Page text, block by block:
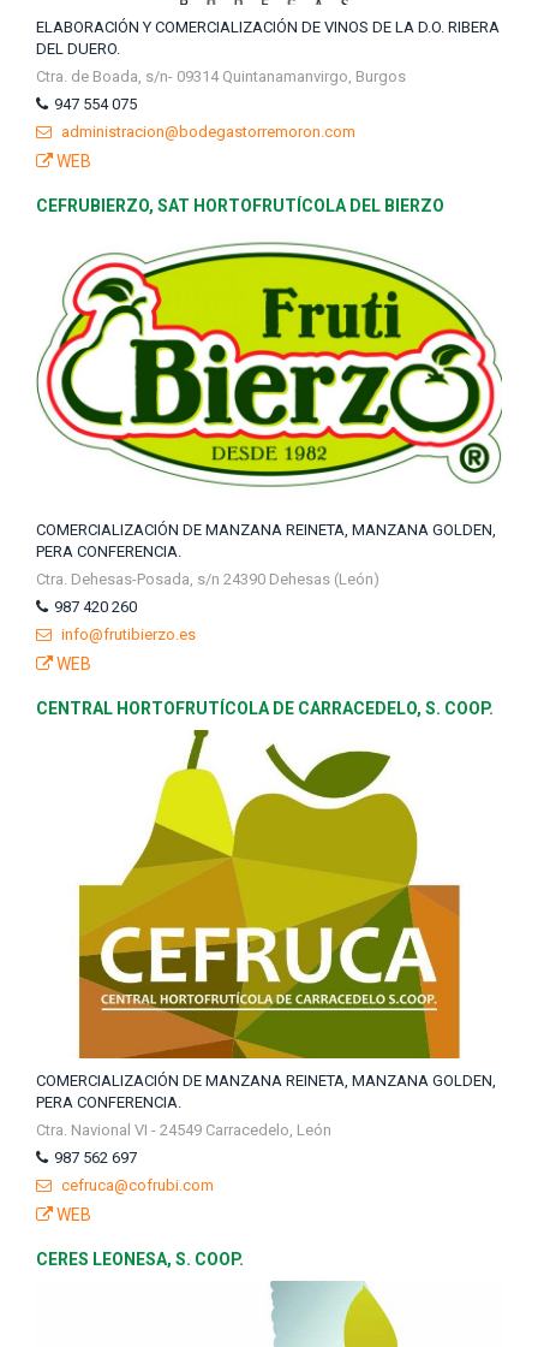
ELABORACIÓN Y COMERCIALIZACIÓN DE VINOS DE LA D.O. RIBERA
DEL DUERO.
Ctra. de Boada, s/n- 09314 Quintanamanvirgo, Burgos
947 554 075
administracion@bodegastorremoron.com
WEB
CEFRUBIERZO, SAT HORTOFRUTÍCOLA DEL BIERZO
COMERCIALIZACIÓN DE MANZANA REINETA, MANZANA GOLDEN,
PERA CONFERENCIA.
Ctra. Dehesas-Posada, s/n 24390 Dehesas (León)
987 420 260
info@frutibierzo.es
WEB
CENTRAL HORTOFRUTÍCOLA DE CARRACEDELO, S. COOP.
COMERCIALIZACIÓN DE MANZANA REINETA, MANZANA GOLDEN,
PERA CONFERENCIA.
Ctra. Navional VI - 24549 Carracedelo, León
987 562 697
cefruca@cofrubi.com
WEB
CERES LEONESA, S. COOP.